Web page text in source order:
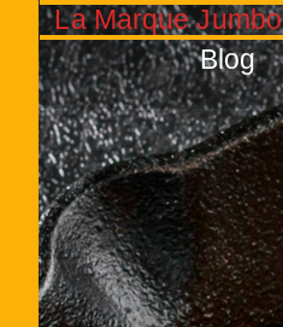
La Marque Jumbo
Blog